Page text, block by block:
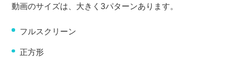
動画のサイズは、大きく3パターンあります。
フルスクリーン
正方形